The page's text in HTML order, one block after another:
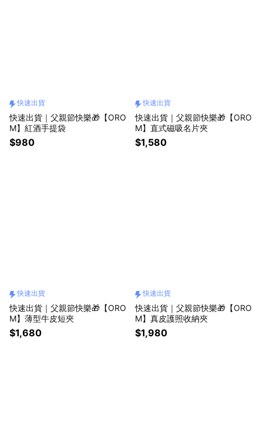
快速出貨
快速出貨｜父親節快樂🎁【ORO
M】紅酒手提袋
$980
快速出貨
快速出貨｜父親節快樂🎁【ORO
M】直式磁吸名片夾
$1,580
快速出貨
快速出貨｜父親節快樂🎁【ORO
M】薄型牛皮短夾
$1,680
快速出貨
快速出貨｜父親節快樂🎁【ORO
M】真皮護照收納夾
$1,980